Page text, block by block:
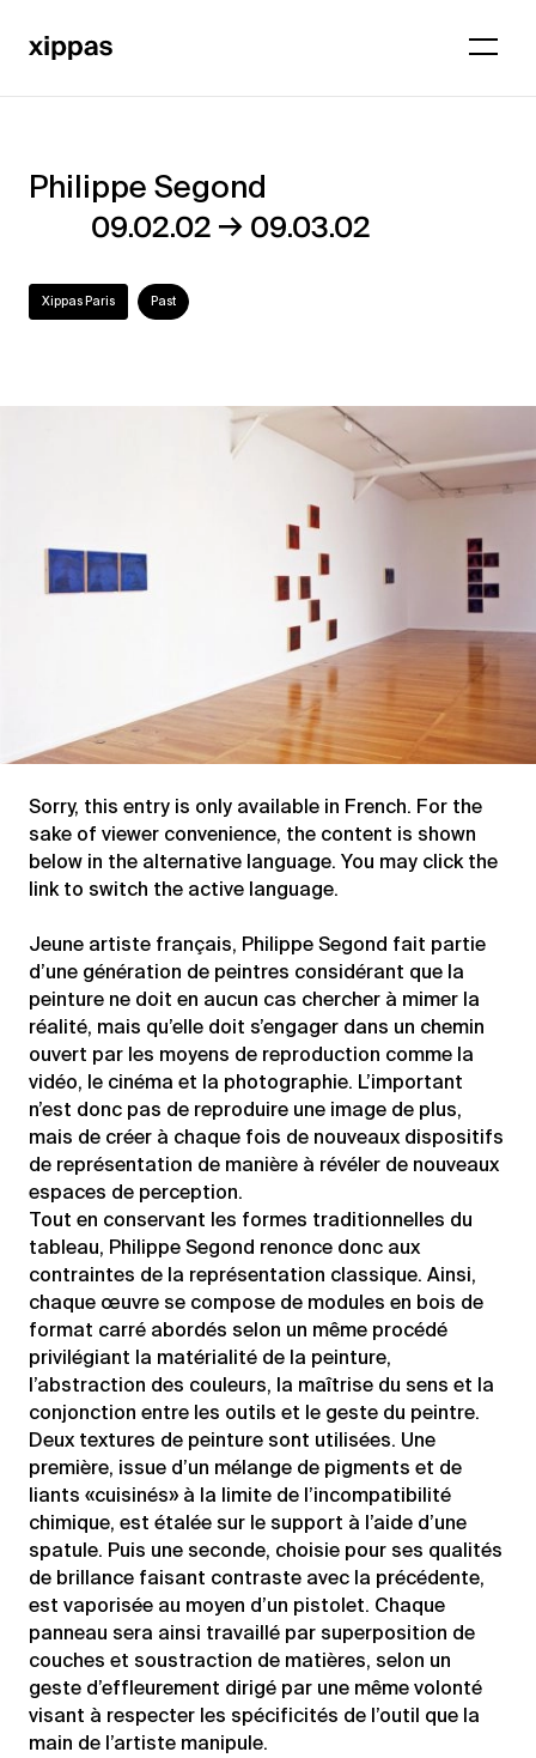
Philippe
Segond
Philippe Segond
09.02.02 → 09.03.02
Xippas Paris Past
Sorry, this entry is only available in French. For the
sake of viewer convenience, the content is shown
below in the alternative language. You may click the
link to switch the active language.
Jeune artiste français, Philippe Segond fait partie
d’une génération de peintres considérant que la
peinture ne doit en aucun cas chercher à mimer la
réalité, mais qu’elle doit s’engager dans un chemin
ouvert par les moyens de reproduction comme la
vidéo, le cinéma et la photographie. L’important
n’est donc pas de reproduire une image de plus,
mais de créer à chaque fois de nouveaux dispositifs
de représentation de manière à révéler de nouveaux
espaces de perception.
Tout en conservant les formes traditionnelles du
tableau, Philippe Segond renonce donc aux
contraintes de la représentation classique. Ainsi,
chaque œuvre se compose de modules en bois de
format carré abordés selon un même procédé
privilégiant la matérialité de la peinture,
l’abstraction des couleurs, la maîtrise du sens et la
conjonction entre les outils et le geste du peintre.
Deux textures de peinture sont utilisées. Une
première, issue d’un mélange de pigments et de
liants «cuisinés» à la limite de l’incompatibilité
chimique, est étalée sur le support à l’aide d’une
spatule. Puis une seconde, choisie pour ses qualités
de brillance faisant contraste avec la précédente,
est vaporisée au moyen d’un pistolet. Chaque
panneau sera ainsi travaillé par superposition de
couches et soustraction de matières, selon un
geste d’effleurement dirigé par une même volonté
visant à respecter les spécificités de l’outil que la
main de l’artiste manipule.